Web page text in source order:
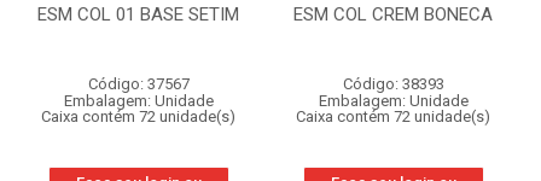
ESM COL 01 BASE SETIM
Código: 37567
Embalagem: Unidade
Caixa contém 72 unidade(s)
ESM COL CREM BONECA
Código: 38393
Embalagem: Unidade
Caixa contém 72 unidade(s)